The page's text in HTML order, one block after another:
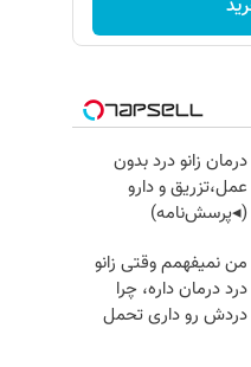
درمان زانو درد بدون
عمل،تزریق و دارو
(◂پرسش‌نامه)
من نمیفهمم وقتی زانو
درد درمان داره، چرا
دردش رو داری تحمل